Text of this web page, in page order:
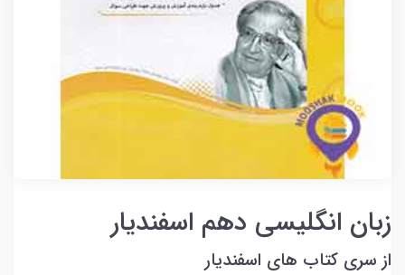
زبان انگلیسی دهم اسفندیار
از سری کتاب های اسفندیار